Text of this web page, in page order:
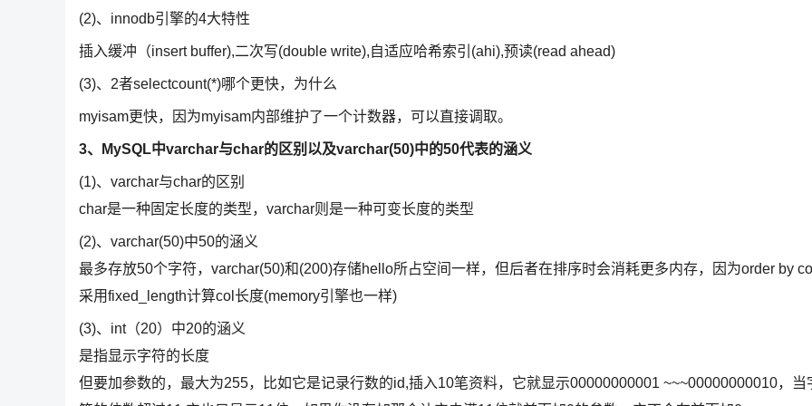
(2)、innodb引擎的4大特性
插入缓冲（insert buffer),二次写(double write),自适应哈希索引(ahi),预读(read ahead)
(3)、2者selectcount(*)哪个更快，为什么
myisam更快，因为myisam内部维护了一个计数器，可以直接调取。
3、MySQL中varchar与char的区别以及varchar(50)中的50代表的涵义
(1)、varchar与char的区别
char是一种固定长度的类型，varchar则是一种可变长度的类型
(2)、varchar(50)中50的涵义
最多存放50个字符，varchar(50)和(200)存储hello所占空间一样，但后者在排序时会消耗更多内存，因为order by
采用fixed_length计算col长度(memory引擎也一样)
(3)、int（20）中20的涵义
是指显示字符的长度
但要加参数的，最大为255，比如它是记录行数的id,插入10笔资料，它就显示00000000001 ~~~00000000010，当